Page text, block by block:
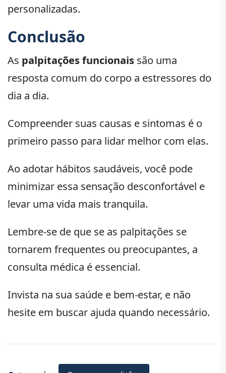
personalizadas.
Conclusão
As palpitações funcionais são uma
resposta comum do corpo a estressores do
dia a dia.
Compreender suas causas e sintomas é o
primeiro passo para lidar melhor com elas.
Ao adotar hábitos saudáveis, você pode
minimizar essa sensação desconfortável e
levar uma vida mais tranquila.
Lembre-se de que se as palpitações se
tornarem frequentes ou preocupantes, a
consulta médica é essencial.
Invista na sua saúde e bem-estar, e não
hesite em buscar ajuda quando necessário.